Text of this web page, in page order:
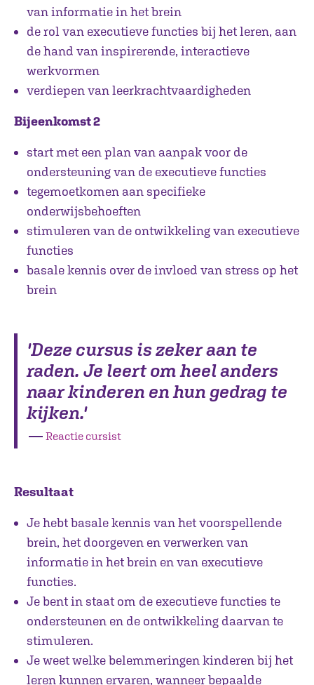
van informatie in het brein
de rol van executieve functies bij het leren, aan
de hand van inspirerende, interactieve
werkvormen
verdiepen van leerkrachtvaardigheden
Bijeenkomst 2
start met een plan van aanpak voor de
ondersteuning van de executieve functies
tegemoetkomen aan specifieke
onderwijsbehoeften
stimuleren van de ontwikkeling van executieve
functies
basale kennis over de invloed van stress op het
brein
'Deze cursus is zeker aan te
raden. Je leert om heel anders
naar kinderen en hun gedrag te
kijken.'
― Reactie cursist
Resultaat
Je hebt basale kennis van het voorspellende
brein, het doorgeven en verwerken van
informatie in het brein en van executieve
functies.
Je bent in staat om de executieve functies te
ondersteunen en de ontwikkeling daarvan te
stimuleren.
Je weet welke belemmeringen kinderen bij het
leren kunnen ervaren, wanneer bepaalde